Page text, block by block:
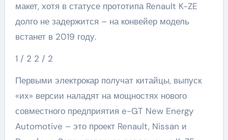
макет, хотя в статусе прототипа Renault K-ZE
долго не задержится – на конвейер модель
встанет в 2019 году.
1 / 2 2 / 2
Первыми электрокар получат китайцы, выпуск
«их» версии наладят на мощностях нового
совместного предприятия e-GT New Energy
Automotive – это проект Renault, Nissan и